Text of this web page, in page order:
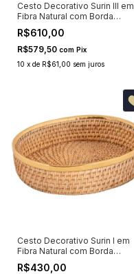
Cesto Decorativo Surin III em
Fibra Natural com Borda
Dourada 40x32cm
R$610,00
R$579,50 com Pix
10 x de R$61,00 sem juros
Cesto Decorativo Surin I em
Fibra Natural com Borda
Dourada 18x12cm
R$430,00